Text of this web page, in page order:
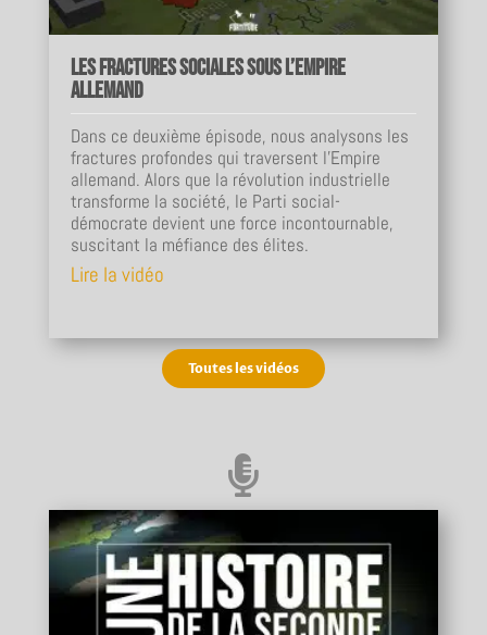
Les fractures sociales sous l’Empire
allemand
Dans ce deuxième épisode, nous analysons les
fractures profondes qui traversent l’Empire
allemand. Alors que la révolution industrielle
transforme la société, le Parti social-
démocrate devient une force incontournable,
suscitant la méfiance des élites.
Lire la vidéo
Toutes les vidéos
